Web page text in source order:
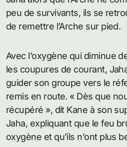
peu de survivants, ils se
de remettre l’Arche sur pied.
Avec l’oxygène qui diminue
les coupures de courant,
guider son groupe vers le
remis en route. « Dès que
récupéré », dit Kane à son
Jaha, expliquant que le feu
oxygène et qu’ils n’ont plus